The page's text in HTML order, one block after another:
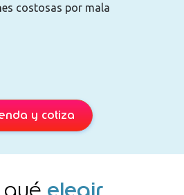
costosas por mala
y cotiza